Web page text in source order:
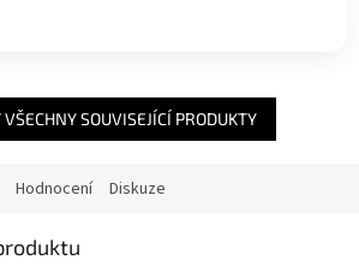
SOUVISEJÍCÍ PRODUKTY
Hodnocení Diskuze